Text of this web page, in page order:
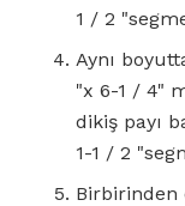
1 / 2
Aynı
"x 6-1 / 4"
dikiş payı
1-1 / 2
Birbirinden